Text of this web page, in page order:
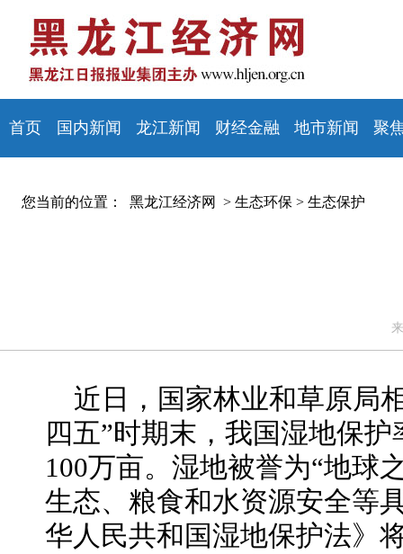
首页 国内新闻 龙江新闻 财经金融 地市新闻 聚
您当前的位置： 黑龙江经济网 > 生态环保 > 生态保护
近日，国家林业和草原局
四五”时期末，我国湿地保
100万亩。湿地被誉为“地球
生态、粮食和水资源安全等
华人民共和国湿地保护法》